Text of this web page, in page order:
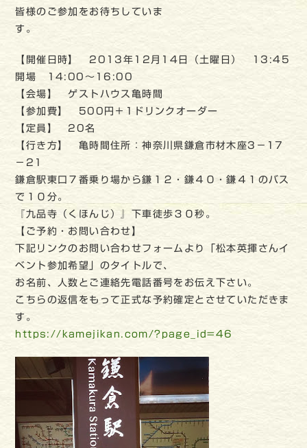
皆様のご参加をお待ちしていま
す。
【開催日時】 2013年12月14日（土曜日） 13:45
開場 14:00～16:00
【会場】 ゲストハウス亀時間
【参加費】 500円＋1ドリンクオーダー
【定員】 20名
【行き方】 亀時間住所：神奈川県鎌倉市材木座3－17
－21
鎌倉駅東口７番乗り場から鎌１２・鎌４０・鎌４１のバス
で１０分。
『九品寺（くほんじ）』下車徒歩３０秒。
【ご予約・お問い合わせ】
下記リンクのお問い合わせフォームより「松本英揮さんイ
ベント参加希望」のタイトルで、
お名前、人数とご連絡先電話番号をお伝え下さい。
こちらの返信をもって正式な予約確定とさせていただきま
す。
https://kamejikan.com/?page_id=46